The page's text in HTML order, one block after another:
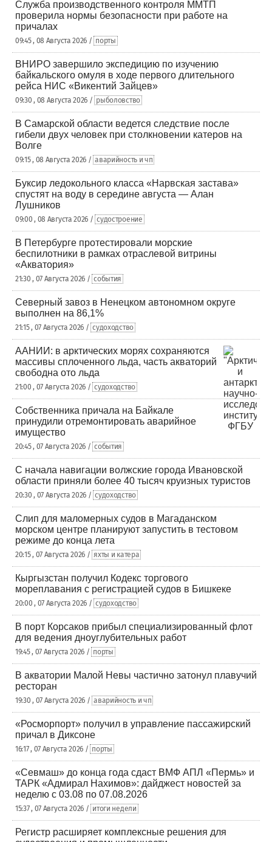
Служба производственного контроля ММТП
проверила нормы безопасности при работе на
причалах
09:45 , 08 Августа 2026 / порты
ВНИРО завершило экспедицию по изучению
байкальского омуля в ходе первого длительного
рейса НИС «Викентий Зайцев»
09:30 , 08 Августа 2026 / рыболовство
В Самарской области ведется следствие после
гибели двух человек при столкновении катеров на
Волге
09:15 , 08 Августа 2026 / аварийность и чп
Буксир ледокольного класса «Нарвская застава»
спустят на воду в середине августа — Алан
Лушников
09:00 , 08 Августа 2026 / судостроение
В Петербурге протестировали морские
беспилотники в рамках отраслевой витрины
«Акватория»
21:30 , 07 Августа 2026 / события
Северный завоз в Ненецком автономном округе
выполнен на 86,1%
21:15 , 07 Августа 2026 / судоходство
ААНИИ: в арктических морях сохраняются
массивы сплоченного льда, часть акваторий
свободна ото льда
21:00 , 07 Августа 2026 / судоходство
Собственника причала на Байкале
принудили отремонтировать аварийное
имущество
20:45 , 07 Августа 2026 / события
С начала навигации волжские города Ивановской
области приняли более 40 тысяч круизных туристов
20:30 , 07 Августа 2026 / судоходство
Слип для маломерных судов в Магаданском
морском центре планируют запустить в тестовом
режиме до конца лета
20:15 , 07 Августа 2026 / яхты и катера
Кыргызстан получил Кодекс торгового
мореплавания с регистрацией судов в Бишкеке
20:00 , 07 Августа 2026 / судоходство
В порт Корсаков прибыл специализированный флот
для ведения дноуглубительных работ
19:45 , 07 Августа 2026 / порты
В акватории Малой Невы частично затонул плавучий
ресторан
19:30 , 07 Августа 2026 / аварийность и чп
«Росморпорт» получил в управление пассажирский
причал в Диксоне
16:17 , 07 Августа 2026 / порты
«Севмаш» до конца года сдаст ВМФ АПЛ «Пермь» и
ТАРК «Адмирал Нахимов»: дайджест новостей за
неделю с 03.08 по 07.08.2026
15:37 , 07 Августа 2026 / итоги недели
Регистр расширяет комплексные решения для